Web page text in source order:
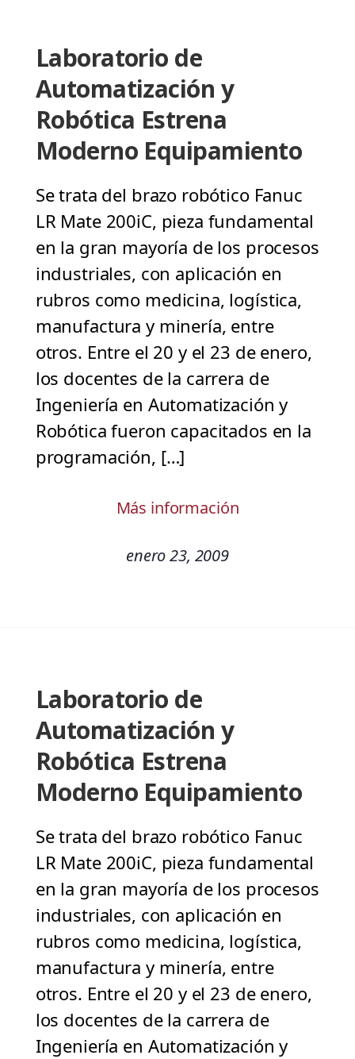
Laboratorio de
Automatización y
Robótica Estrena
Moderno Equipamiento
Se trata del brazo robótico Fanuc
LR Mate 200iC, pieza fundamental
en la gran mayoría de los procesos
industriales, con aplicación en
rubros como medicina, logística,
manufactura y minería, entre
otros. Entre el 20 y el 23 de enero,
los docentes de la carrera de
Ingeniería en Automatización y
Robótica fueron capacitados en la
programación, […]
Más información
enero 23, 2009
Laboratorio de
Automatización y
Robótica Estrena
Moderno Equipamiento
Se trata del brazo robótico Fanuc
LR Mate 200iC, pieza fundamental
en la gran mayoría de los procesos
industriales, con aplicación en
rubros como medicina, logística,
manufactura y minería, entre
otros. Entre el 20 y el 23 de enero,
los docentes de la carrera de
Ingeniería en Automatización y